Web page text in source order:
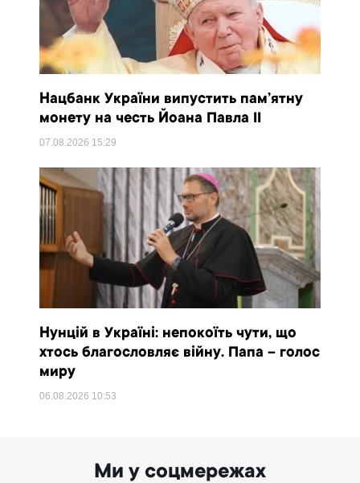
Нацбанк України випустить пам’ятну
монету на честь Йоана Павла II
07.08.2026 15:29
Нунцій в Україні: непокоїть чути, що
хтось благословляє війну. Папа – голос
миру
06.08.2026 10:53
Ми у соцмережах